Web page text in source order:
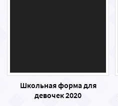
Школьная форма для
девочек 2020